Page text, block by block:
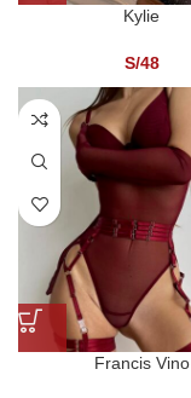
Kylie
S/48
Francis Vino